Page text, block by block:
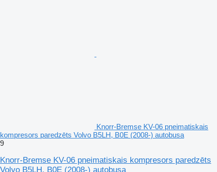
Knorr-Bremse KV-06 pneimatiskais
kompresors paredzēts Volvo B5LH, B0E (2008-) autobusa
9
Knorr-Bremse KV-06 pneimatiskais kompresors paredzēts
Volvo B5LH, B0E (2008-) autobusa